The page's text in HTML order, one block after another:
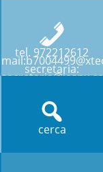
tel. 972212612
secretaria:
cerca